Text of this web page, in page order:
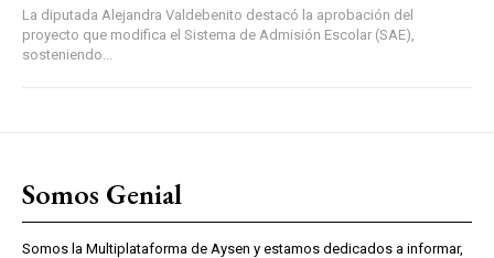
La diputada Alejandra Valdebenito destacó la aprobación del
proyecto que modifica el Sistema de Admisión Escolar (SAE),
sosteniendo...
Somos Genial
Somos la Multiplataforma de Aysen y estamos dedicados a informar,